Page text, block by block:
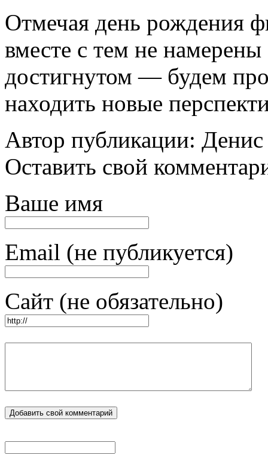
Отмечая день рождения
вместе с тем не намерены
достигнутом — будем
находить новые
Автор публикации:
Оставить свой
Ваше имя
Email (не публикуется)
Сайт (не обязательно)